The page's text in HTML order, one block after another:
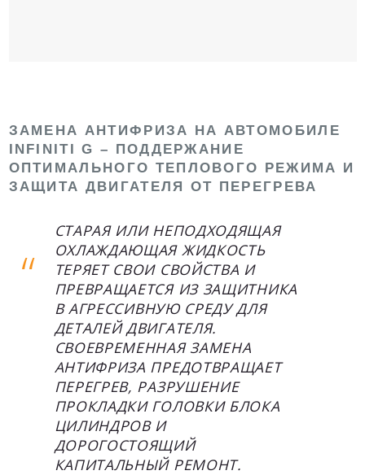
ЗАМЕНА АНТИФРИЗА НА АВТОМОБИЛЕ
INFINITI G – ПОДДЕРЖАНИЕ
ОПТИМАЛЬНОГО ТЕПЛОВОГО РЕЖИМА И
ЗАЩИТА ДВИГАТЕЛЯ ОТ ПЕРЕГРЕВА
СТАРАЯ ИЛИ НЕПОДХОДЯЩАЯ
ОХЛАЖДАЮЩАЯ ЖИДКОСТЬ
ТЕРЯЕТ СВОИ СВОЙСТВА И
ПРЕВРАЩАЕТСЯ ИЗ ЗАЩИТНИКА
В АГРЕССИВНУЮ СРЕДУ ДЛЯ
ДЕТАЛЕЙ ДВИГАТЕЛЯ.
СВОЕВРЕМЕННАЯ ЗАМЕНА
АНТИФРИЗА ПРЕДОТВРАЩАЕТ
ПЕРЕГРЕВ, РАЗРУШЕНИЕ
ПРОКЛАДКИ ГОЛОВКИ БЛОКА
ЦИЛИНДРОВ И
ДОРОГОСТОЯЩИЙ
КАПИТАЛЬНЫЙ РЕМОНТ.